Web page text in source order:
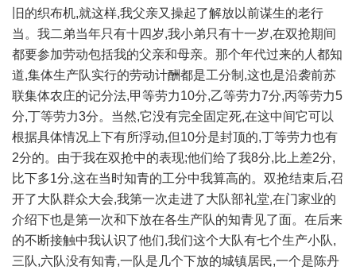
旧的织布机,就这样,我父亲又操起了解放以前谋生的老行
当。我二弟当年只有十四岁,我小弟只有十一岁,在双抢期间
都要参加劳动包括我的父亲和母亲。那个年代过来的人都知
道,集体生产队实行的劳动计酬都是工分制,这也是沿袭前苏
联集体农庄的记分法,甲等劳力10分,乙等劳力7分,丙等劳力5
分,丁等劳力3分。当然,它没有完全固定死,在这中间它可以
根据具体情况上下有所浮动,但10分是封顶的,丁等劳力也有
2分的。由于我在双抢中的表现;他们给了我8分,比上差2分,
比下多1分,这在当时知青的工分中我算高的。双抢结束后,召
开了大队群众大会,我第一次走进了大队部礼堂,在门家业的
介绍下也是第一次和下放在各生产队的知青见了面。在后来
的不断接触中我认识了他们,我们这个大队有七个生产小队,
三队,六队没有知青,一队是几个下放的城镇居民,一个是陈丹